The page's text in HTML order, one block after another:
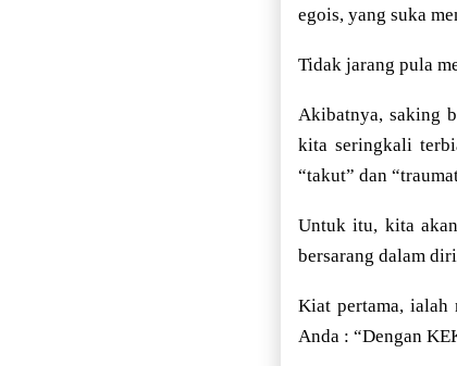
egois, yang suka
Tidak jarang pula
Akibatnya, saking
kita seringkali
“takut” dan
Untuk itu, kita
bersarang dalam
Kiat pertama, ialah
Anda : “Dengan